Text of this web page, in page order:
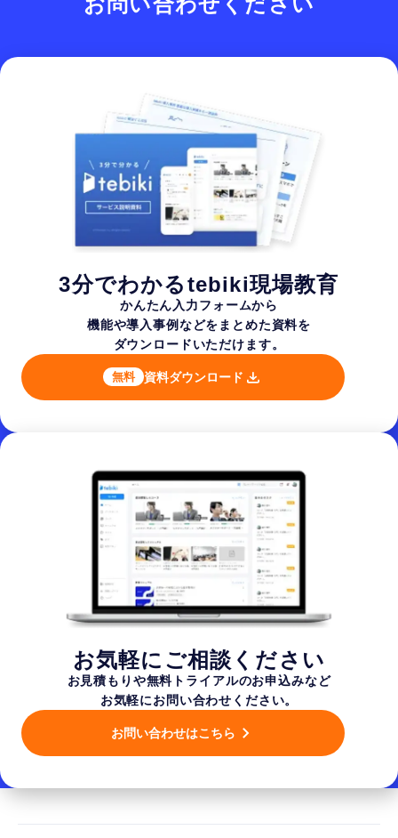
3分でわかるtebiki現場教育
かんたん入力フォームから
機能や導入事例などを まとめた資料を
ダウンロードいただけます。
無料 資料ダウンロード
お気軽にご相談ください
お見積もりや無料トライアルのお申込みなど
お気軽にお問い合わせください。
お問い合わせはこちら